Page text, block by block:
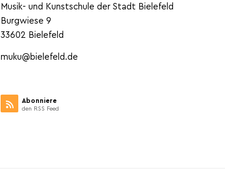
Musik- und Kunstschule der Stadt Bielefeld
Burgwiese 9
33602 Bielefeld
muku@bielefeld.de
Abonniere
den RSS Feed